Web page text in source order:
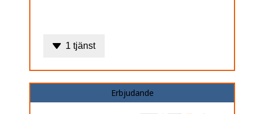
1 tjänst
Erbjudande